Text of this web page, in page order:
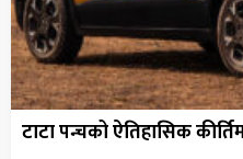
टाटा पन्चको ऐतिहासिक